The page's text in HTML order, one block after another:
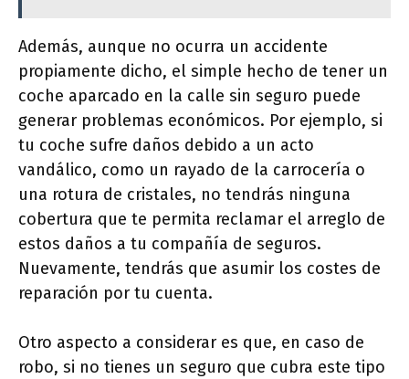
Además, aunque no ocurra un accidente
propiamente dicho, el simple hecho de tener un
coche aparcado en la calle sin seguro puede
generar problemas económicos. Por ejemplo, si
tu coche sufre daños debido a un acto
vandálico, como un rayado de la carrocería o
una rotura de cristales, no tendrás ninguna
cobertura que te permita reclamar el arreglo de
estos daños a tu compañía de seguros.
Nuevamente, tendrás que asumir los costes de
reparación por tu cuenta.
Otro aspecto a considerar es que, en caso de
robo, si no tienes un seguro que cubra este tipo